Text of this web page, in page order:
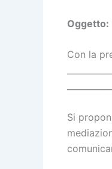
Oggetto:
Con la
Si